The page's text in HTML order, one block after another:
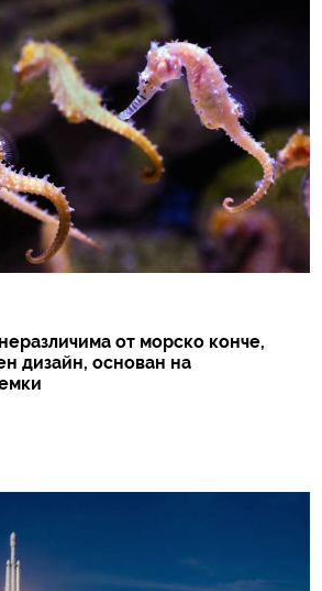
от морско конче,
дизайн, основан на